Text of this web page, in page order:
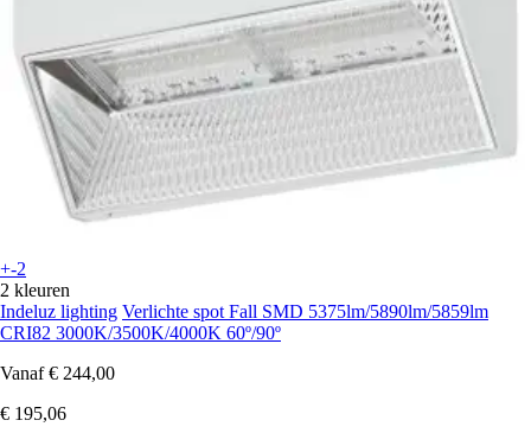
+-2
2 kleuren
Indeluz lighting Verlichte spot Fall SMD 5375lm/5890lm/5859lm
CRI82 3000K/3500K/4000K 60º/90º
Vanaf € 244,00
€ 195,06